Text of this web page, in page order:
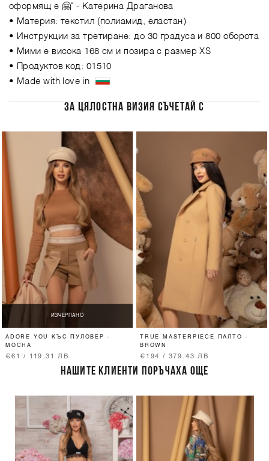
оформящ е 🤗" - Катерина Драганова
• Материя: текстил (полиамид, еластан)
• Инструкции за третиране: до 30 градуса и 800 оборота
• Мими е висока 168 см и позира с размер XS
• Продуктов код: 01510
• Made with love in
ЗА ЦЯЛОСТНА ВИЗИЯ СЪЧЕТАЙ С
ИЗЧЕРПАНО
ADORE YOU КЪС ПУЛОВЕР -
MOCHA
€61 / 119.31 ЛВ.
TRUE MASTERPIECE ПАЛТО -
BROWN
€194 / 379.43 ЛВ.
НАШИТЕ КЛИЕНТИ ПОРЪЧАХА ОЩЕ